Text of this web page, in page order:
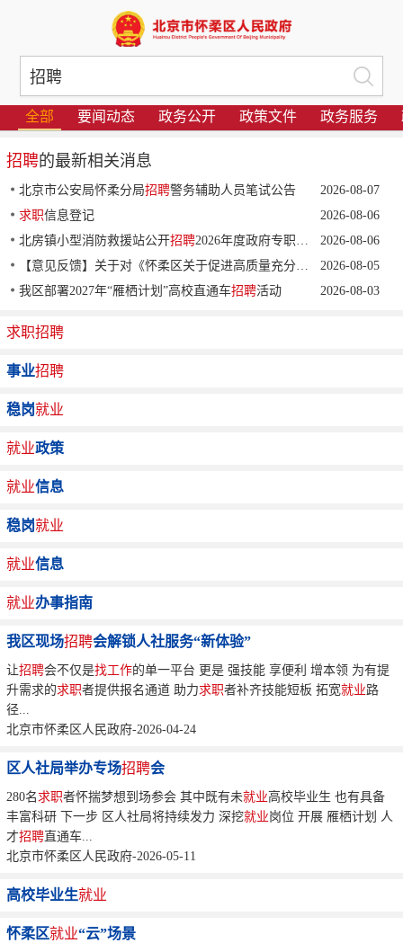
全部 要闻动态 政务公开 政策文件 政务服务
招聘的最新相关消息
2026-08-07
北京市公安局怀柔分局招聘警务辅助人员笔试公告
2026-08-06
求职信息登记
2026-08-06
北房镇小型消防救援站公开招聘2026年度政府专职消防员体能测试成绩及进入面试人员名单公示
2026-08-05
【意见反馈】关于对《怀柔区关于促进高质量充分 、建设就业
2026-08-03
我区部署2027年“雁栖计划”高校直通车招聘活动
求职招聘
事业招聘
稳岗就业
就业政策
就业信息
稳岗就业
就业信息
就业办事指南
我区现场招聘会解锁人社服务“新体验”
让招聘会不仅是找工作的单一平台 更是 强技能 享便利 增本领 为有提
升需求的求职者提供报名通道 助力求职者补齐技能短板 拓宽就业路
径...
北京市怀柔区人民政府-2026-04-24
区人社局举办专场招聘会
280名 求职者怀揣梦想到场参会 其中既有未就业高校毕业生 也有具备
丰富科研 下一步 区人社局将持续发力 深挖就业岗位 开展 雁栖计划 人
才招聘直通车...
北京市怀柔区人民政府-2026-05-11
高校毕业生就业
怀柔区就业“云”场景